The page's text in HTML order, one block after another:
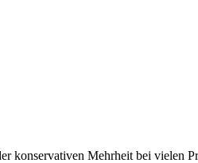
konservativen Mehrheit bei vielen